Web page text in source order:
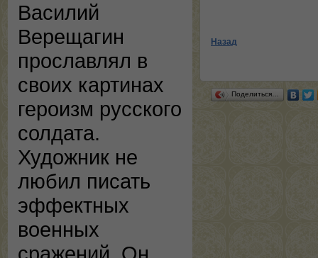
Василий
Верещагин
прославлял в
своих картинах
героизм русского
солдата.
Художник не
любил писать
эффектных
военных
Назад
Поделиться…